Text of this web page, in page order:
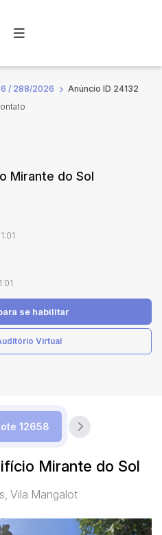
Cidade
/ 288/2026
Anúncio ID 24132
Mirante do Sol
se habilitar
Virtual
Mirante do Sol
Vila Mangalot